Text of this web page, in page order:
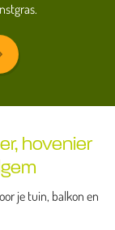
hovenier
je tuin, balkon en